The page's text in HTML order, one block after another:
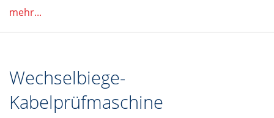
mehr...
Wechselbiege-
Kabelprüfmaschine